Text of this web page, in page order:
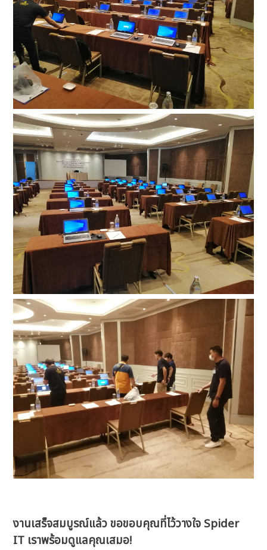
งานเสร็จสมบูรณ์แล้วขอขอบคุณที่ไว้วางใจ Spider
IT เราพร้อมดูแลคุณเสมอ!